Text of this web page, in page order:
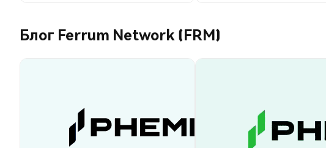
Блог Ferrum Network (FRM)